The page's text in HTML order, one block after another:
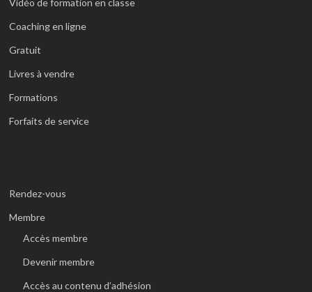
Vidéo de formation en classe
Coaching en ligne
Gratuit
Livres à vendre
Formations
Forfaits de service
Rendez-vous
Membre
Accès membre
Devenir membre
Accès au contenu d’adhésion